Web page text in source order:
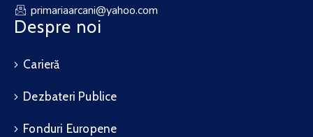
primariaarcani@yahoo.com
Despre noi
Carieră
Dezbateri Publice
Fonduri Europene